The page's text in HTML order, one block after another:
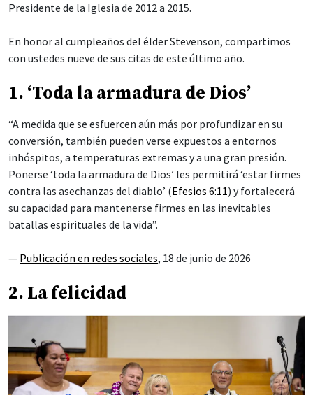
Presidente de la Iglesia de 2012 a 2015.
En honor al cumpleaños del élder Stevenson, compartimos
con ustedes nueve de sus citas de este último año.
1. ‘Toda la armadura de Dios’
“A medida que se esfuercen aún más por profundizar en su
conversión, también pueden verse expuestos a entornos
inhóspitos, a temperaturas extremas y a una gran presión.
Ponerse ‘toda la armadura de Dios’ les permitirá ‘estar firmes
contra las asechanzas del diablo’ (Efesios 6:11) y fortalecerá
su capacidad para mantenerse firmes en las inevitables
batallas espirituales de la vida”.
— Publicación en redes sociales, 18 de junio de 2026
2. La felicidad